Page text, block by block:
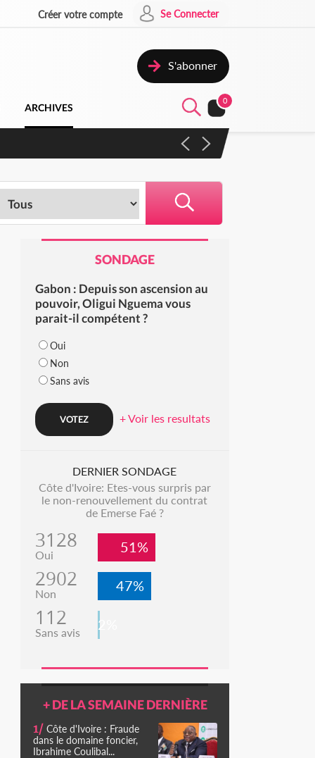
Créer votre compte Se Connecter
S'abonner
ARCHIVES
0
SONDAGE
Gabon : Depuis son ascension au
pouvoir, Oligui Nguema vous
parait-il compétent ?
Oui
Non
Sans avis
+ Voir les resultats
DERNIER SONDAGE
Côte d'Ivoire: Etes-vous surpris par
le non-renouvellement du contrat
de Emerse Faé ?
3128
Oui 51%
2902
Non 47%
112
Sans avis 2%
+ DE LA SEMAINE DERNIÈRE
1/ Côte d'Ivoire : Fraude
dans le domaine foncier,
Ibrahime Coulibal...